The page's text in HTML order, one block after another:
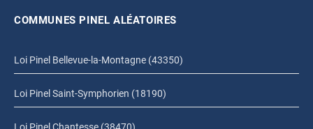
COMMUNES PINEL ALÉATOIRES
Loi Pinel Bellevue-la-Montagne (43350)
Loi Pinel Saint-Symphorien (18190)
Loi Pinel Chantesse (38470)